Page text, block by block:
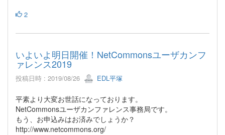
2
いよいよ明日開催！NetCommonsユーザカンフ
ァレンス2019
投稿日時 : 2019/08/26 EDL平塚
平素より大変お世話になっております。
NetCommonsユーザカンファレンス事務局です。
もう、お申込みはお済みでしょうか？
http://www.netcommons.org/